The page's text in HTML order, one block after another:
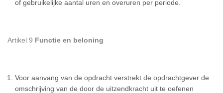
of gebruikelijke aantal uren en overuren per periode.
Artikel 9 Functie en beloning
Voor aanvang van de opdracht verstrekt de opdrachtgever de
omschrijving van de door de uitzendkracht uit te oefenen